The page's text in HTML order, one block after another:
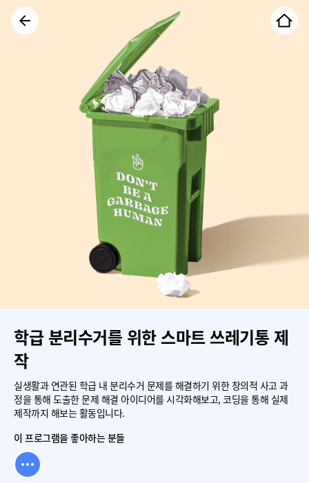
학급 분리수거를 위한 스마트 쓰레기통 제
작
실생활과 연관된 학급 내 분리수거 문제를 해결하기 위한 창의적 사고 과
정을 통해 도출한 문제 해결 아이디어를 시각화해보고, 코딩을 통해 실제
제작까지 해보는 활동입니다.
이 프로그램을 좋아하는 분들